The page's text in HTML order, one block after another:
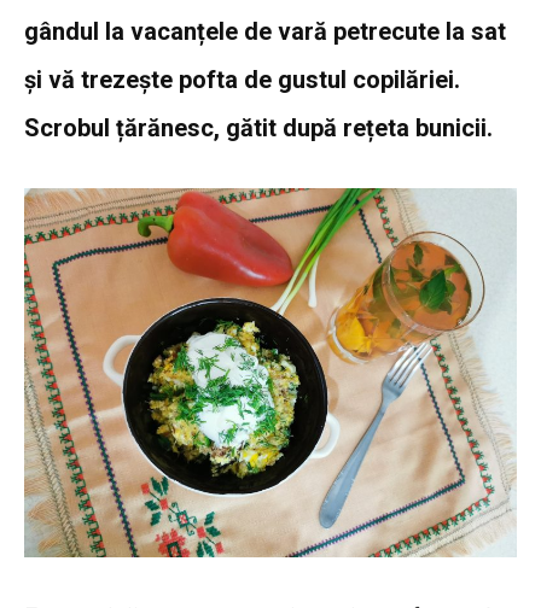
gândul la vacanțele de vară petrecute la sat
și vă trezește pofta de gustul copilăriei.
Scrobul țărănesc, gătit după rețeta bunicii.